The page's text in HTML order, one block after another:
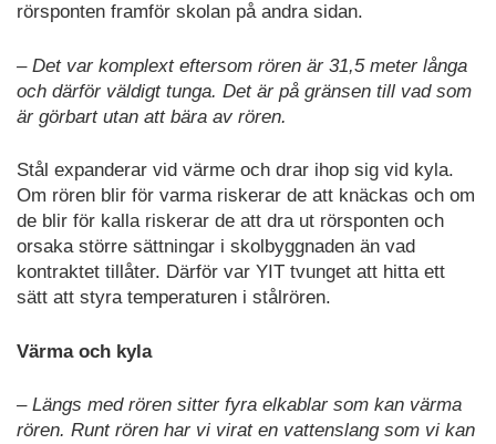
rörsponten framför skolan på andra sidan.
– Det var komplext eftersom rören är 31,5 meter långa
och därför väldigt tunga. Det är på gränsen till vad som
är görbart utan att bära av rören.
Stål expanderar vid värme och drar ihop sig vid kyla.
Om rören blir för varma riskerar de att knäckas och om
de blir för kalla riskerar de att dra ut rörsponten och
orsaka större sättningar i skolbyggnaden än vad
kontraktet tillåter. Därför var YIT tvunget att hitta ett
sätt att styra temperaturen i stålrören.
Värma och kyla
– Längs med rören sitter fyra elkablar som kan värma
rören. Runt rören har vi virat en vattenslang som vi kan